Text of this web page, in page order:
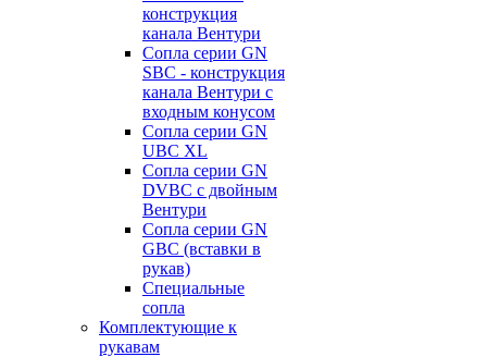
конструкция
канала Вентури
Сопла серии GN
SBC - конструкция
канала Вентури c
входным конусом
Сопла серии GN
UBC XL
Сопла серии GN
DVBC с двойным
Вентури
Сопла серии GN
GBC (вставки в
рукав)
Специальные
сопла
Комплектующие к
рукавам